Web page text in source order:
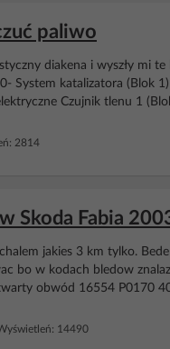
paliwo
diakena i wyszły mi te
System katalizatora (Blok
Czujnik tlenu 1
2814
Skoda Fabia
jakies 3 km tylko.
bo w kodach bledow
obwód 16554 P0170
14490